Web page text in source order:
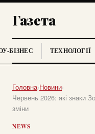
Газета
БІЗНЕС ТЕХНОЛОГІЇ
Головна›Новини›
Червень 2026: які знаки
зміни
NEWS